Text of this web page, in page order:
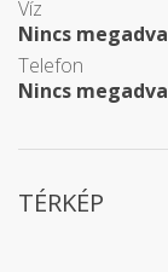
Víz
Nincs megadva
Telefon
Nincs megadva
TÉRKÉP